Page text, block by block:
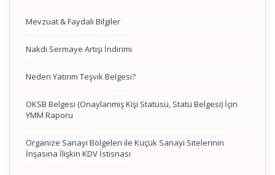
Mevzuat & Faydalı Bilgiler
Nakdi Sermaye Artışı İndirimi
Neden Yatırım Teşvik Belgesi?
OKSB Belgesi (Onaylanmış Kişi Statüsü, Statü Belgesi) İçin
YMM Raporu
Organize Sanayi Bölgeleri ile Küçük Sanayi Sitelerinin
İnşasına İlişkin KDV İstisnası